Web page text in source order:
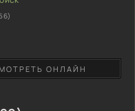
ОНЛАЙН